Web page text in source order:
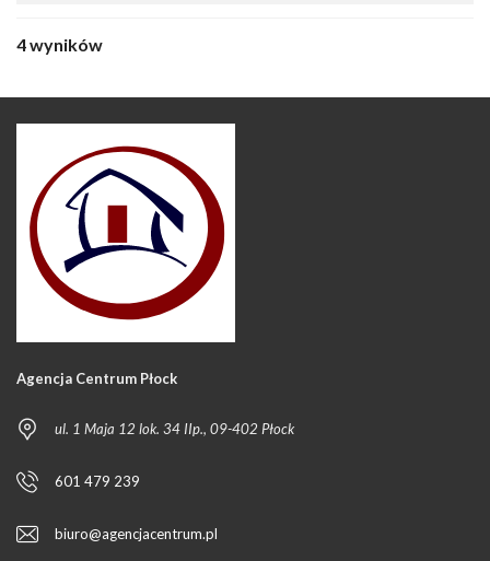
4 wyników
Agencja Centrum Płock
ul. 1 Maja 12 lok. 34 IIp., 09-402 Płock
601 479 239
biuro@agencjacentrum.pl